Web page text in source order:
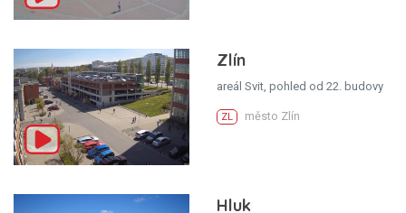
Zlín
areál Svit, pohled od 22. budovy
ZL město Zlín
Hluk